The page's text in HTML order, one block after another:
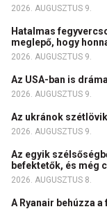
2026. AUGUSZTUS 9.
Hatalmas
meglepő, hogy
2026. AUGUSZTUS 9.
Az USA-ban is
2026. AUGUSZTUS 9.
Az ukránok
2026. AUGUSZTUS 9.
Az egyik
befektetők, és még
2026. AUGUSZTUS 8.
A Ryanair behúzza